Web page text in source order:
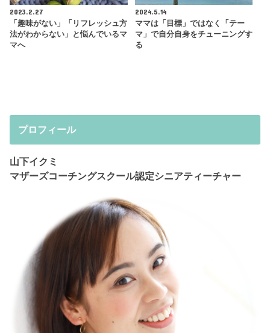
2023.2.27
「趣味がない」「リフレッシュ方
法がわからない」と悩んでいるマ
マへ
2024.5.14
ママは「目標」ではなく「テー
マ」で自分自身をチューニングす
る
プロフィール
山下イクミ
マザーズコーチングスクール認定シニアティーチャー